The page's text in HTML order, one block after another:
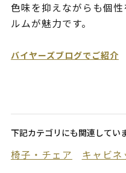
色味を抑えながらも個
ルムが魅力です。
バイヤーズブログでご紹介
下記カテゴリにも関連してい
椅子・チェア キャビネ